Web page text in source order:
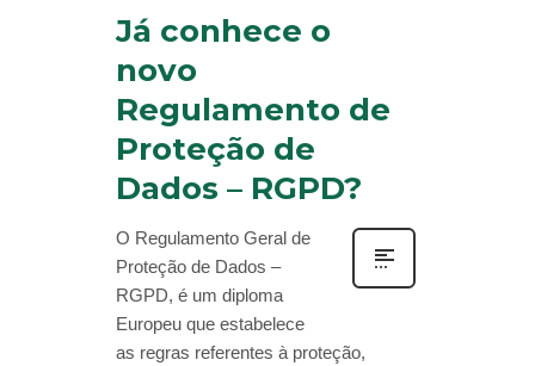
Já conhece o
novo
Regulamento de
Proteção de
Dados – RGPD?
O Regulamento Geral de
Proteção de Dados –
RGPD, é um diploma
Europeu que estabelece
as regras referentes à proteção,